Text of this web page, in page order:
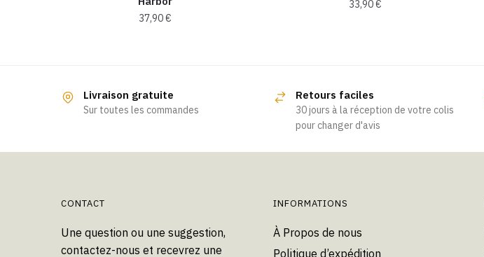
37,90€
33,90€
Livraison gratuite
Sur toutes les commandes
Retours faciles
30 jours à la réception de votre colis
pour changer d'avis
CONTACT
Une question ou une suggestion,
contactez-nous et recevrez une
INFORMATIONS
À Propos de nous
Politique d’expédition